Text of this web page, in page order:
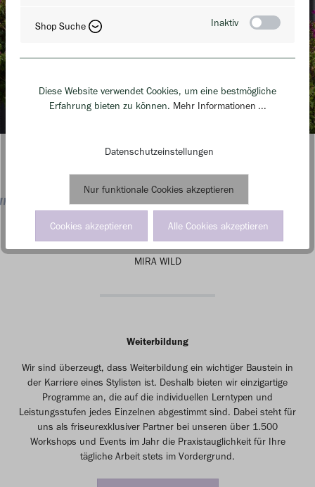
„DER VORTEIL EINES FAMILIENBETRIEBS?
MIRA WILD
Weiterbildung
Wir sind überzeugt, dass Weiterbildung ein wichtiger Baustein in
der Karriere eines Stylisten ist. Deshalb bieten wir einzigartige
Programme an, die auf die individuellen Lerntypen und
Leistungsstufen jedes Einzelnen abgestimmt sind. Dabei steht für
uns als friseurexklusiver Partner bei unseren über 1.500
Workshops und Events im Jahr die Praxistauglichkeit für Ihre
tägliche Arbeit stets im Vordergrund.
Shop Suche Inaktiv
Diese Website verwendet Cookies, um eine bestmögliche
Erfahrung bieten zu können. Mehr Informationen ...
Datenschutzeinstellungen
Nur funktionale Cookies akzeptieren
Cookies akzeptieren Alle Cookies akzeptieren